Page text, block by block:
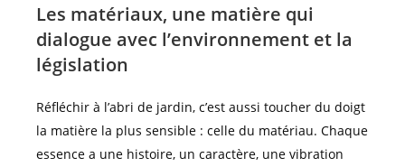
Les matériaux, une matière qui
dialogue avec l’environnement et la
législation
Réfléchir à l’abri de jardin, c’est aussi toucher du doigt
la matière la plus sensible : celle du matériau. Chaque
essence a une histoire, un caractère, une vibration